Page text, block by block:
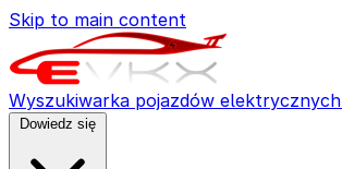
Skip to main content
Wyszukiwarka pojazdów elektrycznych
Dowiedz się